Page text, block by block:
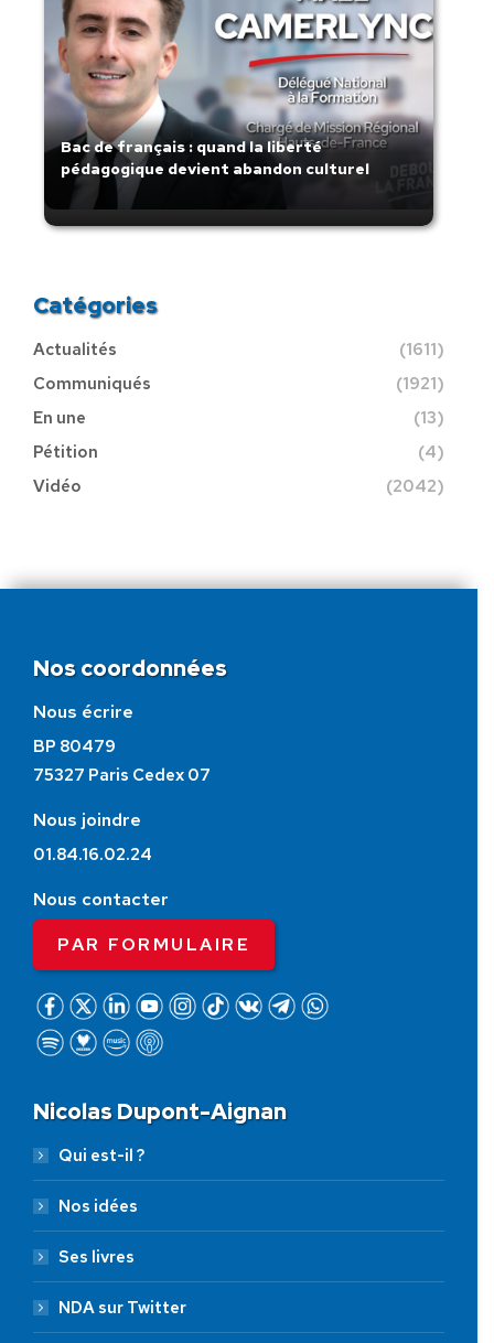
Bac de français : quand la liberté
pédagogique devient abandon culturel
Catégories
Actualités
(1611)
Communiqués
(1921)
En une
(13)
Pétition
(4)
Vidéo
(2042)
Nos coordonnées
Nous écrire
BP 80479
75327 Paris Cedex 07
Nous joindre
01.84.16.02.24
Nous contacter
PAR FORMULAIRE
Nicolas Dupont-Aignan
Qui est-il ?
Nos idées
Ses livres
NDA sur Twitter